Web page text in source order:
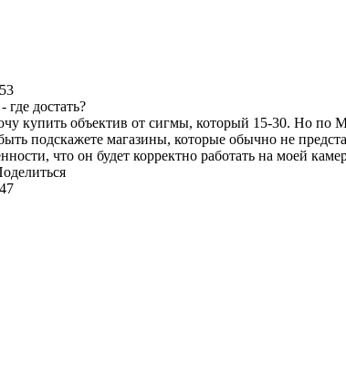
достать?
купить объектив от сигмы, который 15-30. Но по
подскажете магазины, которые обычно не
что он будет корректно работать на моей